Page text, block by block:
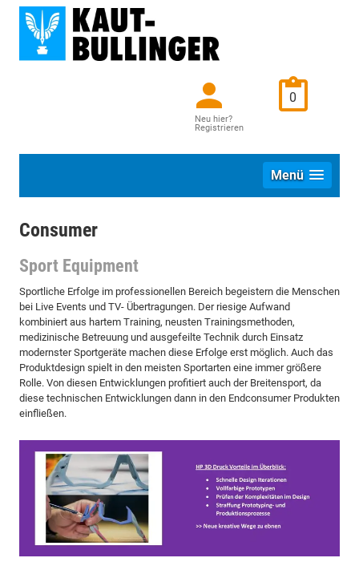
Neu hier?
Registrieren
0
Menü
Consumer
Sport Equipment
Sportliche Erfolge im professionellen Bereich begeistern die Menschen
bei Live Events und TV- Übertragungen. Der riesige Aufwand
kombiniert aus hartem Training, neusten Trainingsmethoden,
medizinische Betreuung und ausgefeilte Technik durch Einsatz
modernster Sportgeräte machen diese Erfolge erst möglich. Auch das
Produktdesign spielt in den meisten Sportarten eine immer größere
Rolle. Von diesen Entwicklungen profitiert auch der Breitensport, da
diese technischen Entwicklungen dann in den Endconsumer Produkten
einfließen.